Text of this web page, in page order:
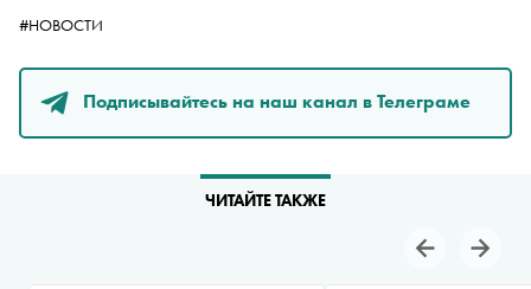
#НОВОСТИ
Подписывайтесь на наш канал в Телеграме
ЧИТАЙТЕ ТАКЖЕ